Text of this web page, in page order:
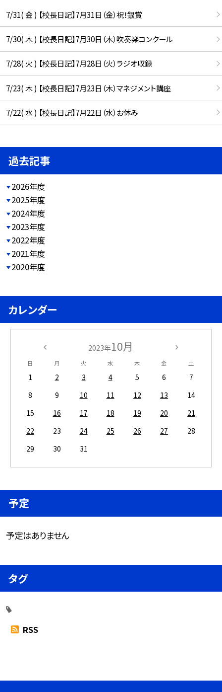
7/31( 金 ) 【校長日記】7月31日（金）祝！銀賞
7/30( 木 ) 【校長日記】7月30日（木）吹奏楽コンクール
7/28( 火 ) 【校長日記】7月28日（火）ラジオ収録
7/23( 木 ) 【校長日記】7月23日（木）マネジメント講座
7/22( 水 ) 【校長日記】7月22日（水）お休み
過去記事
2026年度
2025年度
2024年度
2023年度
2022年度
2021年度
2020年度
カレンダー
2023年10月
日 月 火 水 木 金 土
1 2 3 4 5 6
7
8
9 10 11 12 13
14
15
16 17 18 19 20
21
22
23 24 25 26 27
28
29
30 31
予定
予定はありません
タグ
RSS